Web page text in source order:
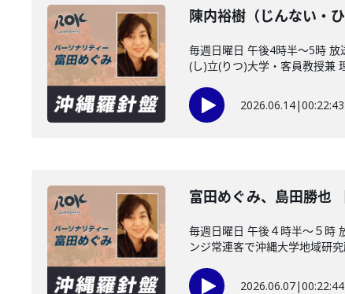
陳内裕樹（じんない・
毎週日曜日 午後4時半～5時
(し)立(りつ)大学・客員教授兼
2026.06.14|00:22:43
富田めぐみ、島田勝也
毎週日曜日 午後４時半～５時
ンジ常連客で沖縄大学地域研
2026.06.07|00:22:44